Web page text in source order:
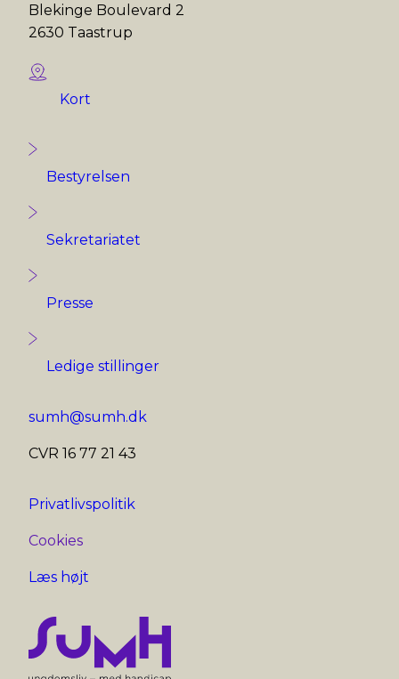
Blekinge Boulevard 2
2630 Taastrup
Kort
Bestyrelsen
Sekretariatet
Presse
Ledige stillinger
sumh@sumh.dk
CVR 16 77 21 43
Privatlivspolitik
Cookies
Læs højt